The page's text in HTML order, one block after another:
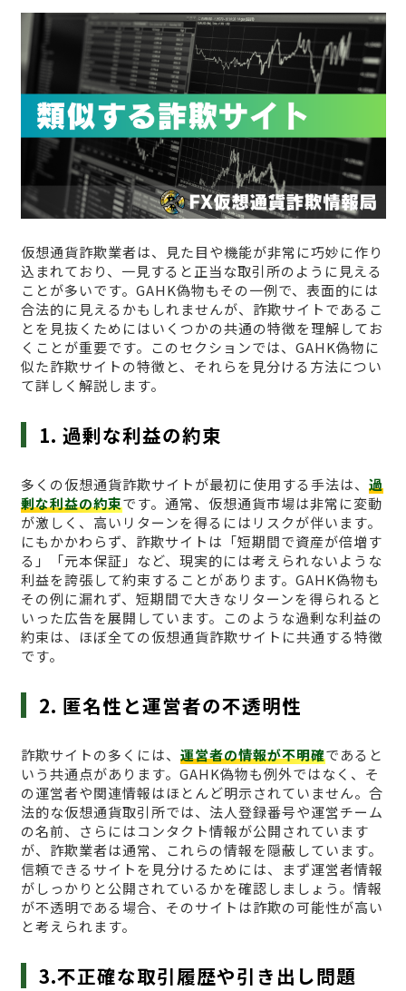
仮想通貨詐欺業者は、見た目や機能が非常に巧妙に作り
込まれており、一見すると正当な取引所のように見える
ことが多いです。GAHK偽物もその一例で、表面的には
合法的に見えるかもしれませんが、詐欺サイトであるこ
とを見抜くためにはいくつかの共通の特徴を理解してお
くことが重要です。このセクションでは、GAHK偽物に
似た詐欺サイトの特徴と、それらを見分ける方法につい
て詳しく解説します。
1. 過剰な利益の約束
多くの仮想通貨詐欺サイトが最初に使用する手法は、 過
剰な利益の約束です。通常、仮想通貨市場は非常に変動
が激しく、高いリターンを得るにはリスクが伴います。
にもかかわらず、詐欺サイトは「短期間で資産が倍増す
る」「元本保証」など、現実的には考えられないような
利益を誇張して約束することがあります。GAHK偽物も
その例に漏れず、短期間で大きなリターンを得られると
いった広告を展開しています。このような過剰な利益の
約束は、ほぼ全ての仮想通貨詐欺サイトに共通する特徴
です。
2. 匿名性と運営者の不透明性
詐欺サイトの多くには、 運営者の情報が不明確であると
いう共通点があります。GAHK偽物も例外ではなく、そ
の運営者や関連情報はほとんど明示されていません。合
法的な仮想通貨取引所では、法人登録番号や運営チーム
の名前、さらにはコンタクト情報が公開されています
が、詐欺業者は通常、これらの情報を隠蔽しています。
信頼できるサイトを見分けるためには、まず運営者情報
がしっかりと公開されているかを確認しましょう。情報
が不透明である場合、そのサイトは詐欺の可能性が高い
と考えられます。
3.不正確な取引履歴や引き出し問題